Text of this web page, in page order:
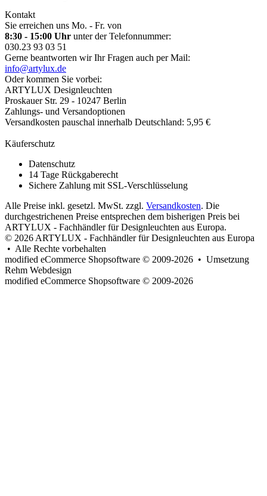
Kontakt
Sie erreichen uns Mo. - Fr. von
8:30 - 15:00 Uhr unter der Telefonnummer:
030.23 93 03 51
Gerne beantworten wir Ihr Fragen auch per Mail:
info@artylux.de
Oder kommen Sie vorbei:
ARTYLUX Designleuchten
Proskauer Str. 29 - 10247 Berlin
Zahlungs- und Versandoptionen
Versandkosten pauschal innerhalb Deutschland: 5,95 €
Käuferschutz
Datenschutz
14 Tage Rückgaberecht
Sichere Zahlung mit SSL-Verschlüsselung
Alle Preise inkl. gesetzl. MwSt. zzgl. Versandkosten. Die
durchgestrichenen Preise entsprechen dem bisherigen Preis bei
ARTYLUX - Fachhändler für Designleuchten aus Europa.
© 2026 ARTYLUX - Fachhändler für Designleuchten aus Europa
• Alle Rechte vorbehalten
modified eCommerce Shopsoftware © 2009-2026 • Umsetzung
Rehm Webdesign
modified eCommerce Shopsoftware © 2009-2026